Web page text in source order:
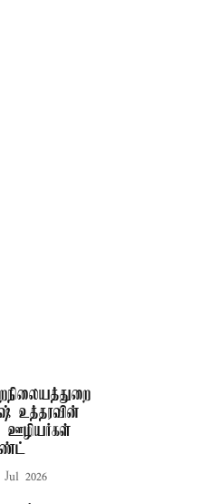
உத்தரவின்
ஊழியர்கள்
Jul 2026